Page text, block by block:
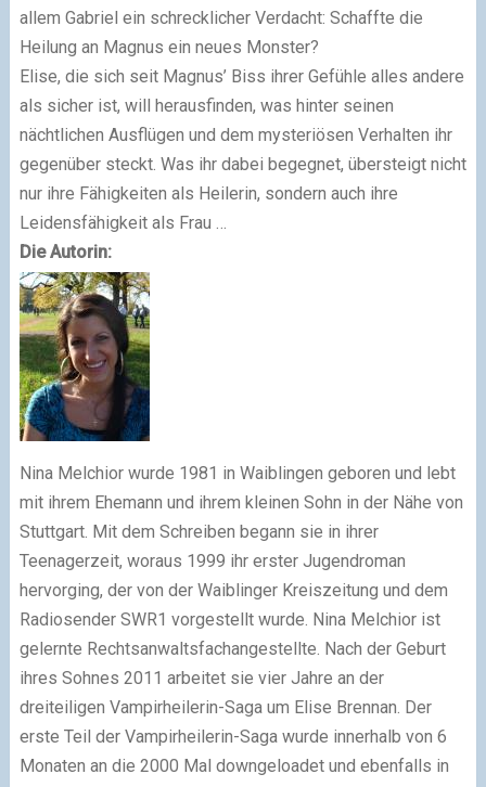
allem Gabriel ein schrecklicher Verdacht: Schaffte die
Heilung an Magnus ein neues Monster?
Elise, die sich seit Magnus’ Biss ihrer Gefühle alles andere
als sicher ist, will herausfinden, was hinter seinen
nächtlichen Ausflügen und dem mysteriösen Verhalten ihr
gegenüber steckt. Was ihr dabei begegnet, übersteigt nicht
nur ihre Fähigkeiten als Heilerin, sondern auch ihre
Leidensfähigkeit als Frau …
Die Autorin:
Nina Melchior wurde 1981 in Waiblingen geboren und lebt
mit ihrem Ehemann und ihrem kleinen Sohn in der Nähe von
Stuttgart. Mit dem Schreiben begann sie in ihrer
Teenagerzeit, woraus 1999 ihr erster Jugendroman
hervorging, der von der Waiblinger Kreiszeitung und dem
Radiosender SWR1 vorgestellt wurde. Nina Melchior ist
gelernte Rechtsanwaltsfachangestellte. Nach der Geburt
ihres Sohnes 2011 arbeitet sie vier Jahre an der
dreiteiligen Vampirheilerin-Saga um Elise Brennan. Der
erste Teil der Vampirheilerin-Saga wurde innerhalb von 6
Monaten an die 2000 Mal downgeloadet und ebenfalls in